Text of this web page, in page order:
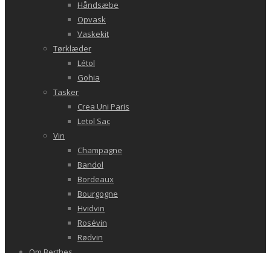
Håndsæbe
Opvask
Vaskekit
Tørklæder
Létol
Gohia
Tasker
Crea Uni Paris
Letol Sac
Vin
Champagne
Bandol
Bordeaux
Bourgogne
Hvidvin
Rosévin
Rødvin